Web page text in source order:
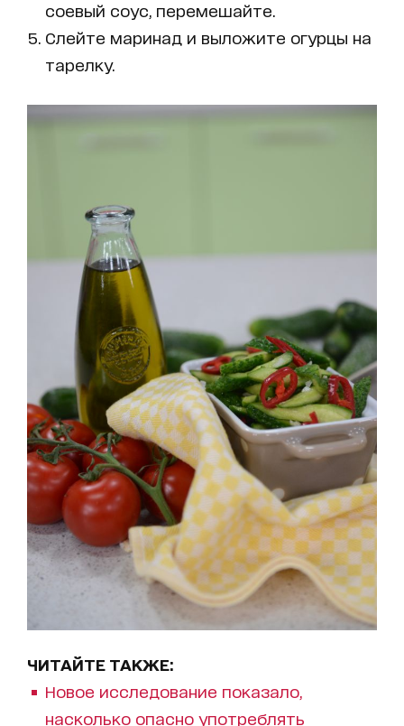
соевый соус, перемешайте.
Слейте маринад и выложите огурцы на
тарелку.
ЧИТАЙТЕ ТАКЖЕ:
Новое исследование показало,
насколько опасно употреблять